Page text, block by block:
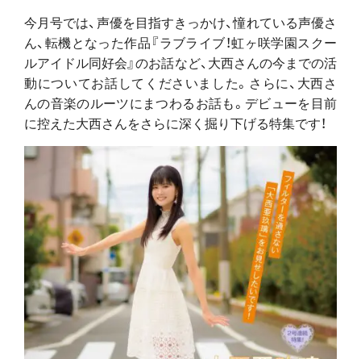
今月号では、声優を目指すきっかけ、憧れている声優さ
ん、転機となった作品『ラブライブ！虹ヶ咲学園スクー
ルアイドル同好会』のお話など、大西さんの今までの活
動についてお話してくださいました。さらに、大西さ
んの音楽のルーツにまつわるお話も。デビューを目前
に控えた大西さんをさらに深く掘り下げる特集です！